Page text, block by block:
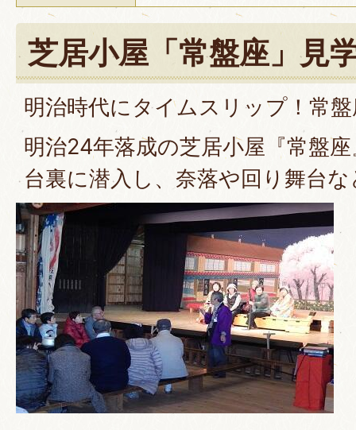
芝居小屋「常盤座」見
明治時代にタイムスリップ！常
明治24年落成の芝居小屋『常盤
台裏に潜入し、奈落や回り舞台